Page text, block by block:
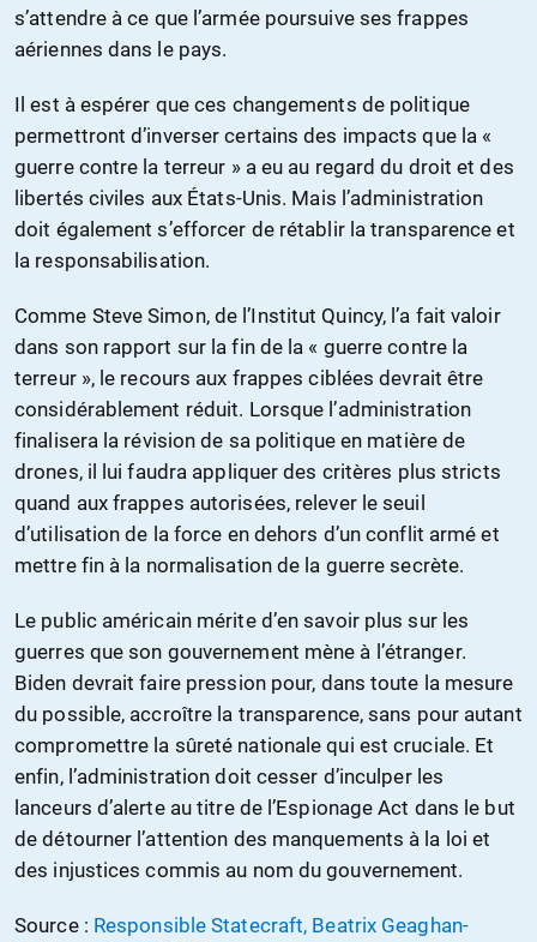
s’attendre à ce que l’armée poursuive ses frappes
aériennes dans le pays.
Il est à espérer que ces changements de politique
permettront d’inverser certains des impacts que la «
guerre contre la terreur » a eu au regard du droit et des
libertés civiles aux États-Unis. Mais l’administration
doit également s’efforcer de rétablir la transparence et
la responsabilisation.
Comme Steve Simon, de l’Institut Quincy, l’a fait valoir
dans son rapport sur la fin de la « guerre contre la
terreur », le recours aux frappes ciblées devrait être
considérablement réduit. Lorsque l’administration
finalisera la révision de sa politique en matière de
drones, il lui faudra appliquer des critères plus stricts
quand aux frappes autorisées, relever le seuil
d’utilisation de la force en dehors d’un conflit armé et
mettre fin à la normalisation de la guerre secrète.
Le public américain mérite d’en savoir plus sur les
guerres que son gouvernement mène à l’étranger.
Biden devrait faire pression pour, dans toute la mesure
du possible, accroître la transparence, sans pour autant
compromettre la sûreté nationale qui est cruciale. Et
enfin, l’administration doit cesser d’inculper les
lanceurs d’alerte au titre de l’Espionage Act dans le but
de détourner l’attention des manquements à la loi et
des injustices commis au nom du gouvernement.
Source : Responsible Statecraft, Beatrix Geaghan-